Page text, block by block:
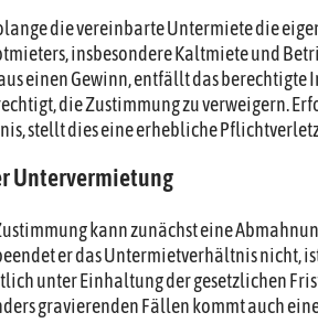
die vereinbarte Untermiete die
insbesondere Kaltmiete und
einen Gewinn, entfällt das berechtigte
die Zustimmung zu verweigern.
stellt dies eine erhebliche
Untervermietung
kann zunächst eine
er das Untermietverhältnis nicht,
unter Einhaltung der gesetzlichen
gravierenden Fällen kommt auch